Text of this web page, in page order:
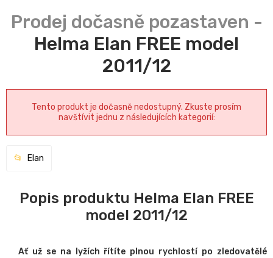
Helma Elan FREE model
2011/12
Tento produkt je dočasně nedostupný. Zkuste prosím
navštívit jednu z následujících kategorií:
Elan
Popis produktu Helma Elan FREE
model 2011/12
Ať už se na lyžích řítíte plnou rychlostí po zledovatělé